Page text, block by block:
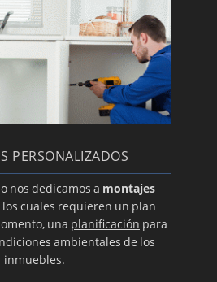
de aire acondicionado
de su aire
aire acondicionado Daikin
para su aire
en Zaragoza
de aire acondicionado
con bomba de calor
PERSONALIZADOS
nos dedicamos a montajes
los cuales requieren un plan
una planificación para
ambientales de los
inmuebles.